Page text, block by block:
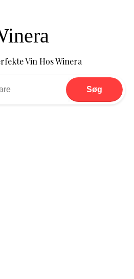
Vin Hos Winera
Søg